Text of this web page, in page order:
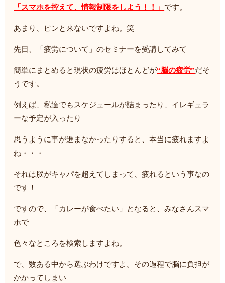
「スマホを控えて、情報制限をしよう！！」 です。
あまり、ピンと来ないですよね。笑
先日、「疲労について」のセミナーを受講してみて
簡単にまとめると現状の疲労はほとんどが“脳の疲労”だそ
うです。
例えば、私達でもスケジュールが詰まったり、イレギュラ
ーな予定が入ったり
思うように事が進まなかったりすると、本当に疲れますよ
ね・・・
それは脳がキャパを超えてしまって、疲れるという事なの
です！
ですので、「カレーが食べたい」となると、みなさんスマ
ホで
色々なところを検索しますよね。
で、数ある中から選ぶわけですよ。その過程で脳に負担が
かかってしまい